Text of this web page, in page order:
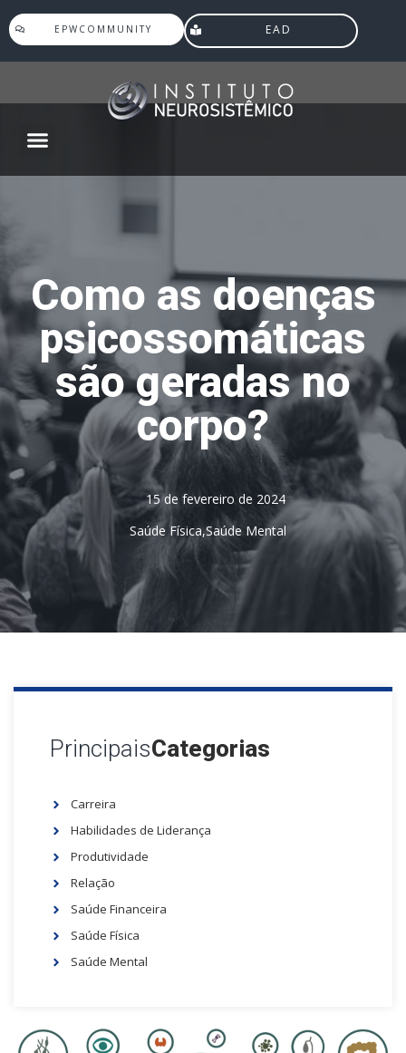
EPWCOMMUNITY EAD
Como as doenças
psicossomáticas
são geradas no
corpo?
15 de fevereiro de 2024
Saúde Física,Saúde Mental
PrincipaisCategorias
Carreira
Habilidades de Liderança
Produtividade
Relação
Saúde Financeira
Saúde Física
Saúde Mental